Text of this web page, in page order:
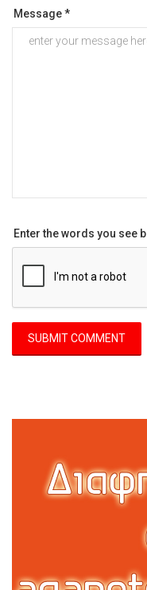
Message *
Enter the words you see